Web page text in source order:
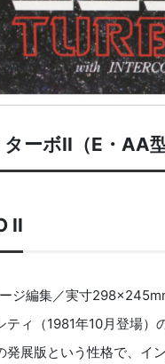
ーボII（E・AA型
II
ジ編集／実寸
ティ（1981年10月登場
展版という性格で、イ